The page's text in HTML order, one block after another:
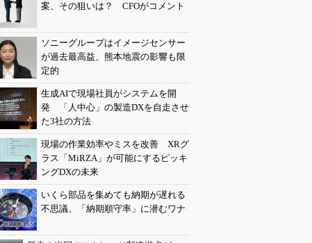
案、その狙いは？ CFOがコメント
ソニーグループはイメージセンサー
が過去最高益、熊本地震の影響も限
定的
生成AIで現場社員がシステムを開
発 「人中心」の製造DXを自走させ
た3社の方法
現場の作業効率やミスを改善 XRグ
ラス「MiRZA」が可能にするピッキ
ングDXの未来
いくら部品を集めても納期が遅れる
不思議、「納期順守率」に潜むワナ